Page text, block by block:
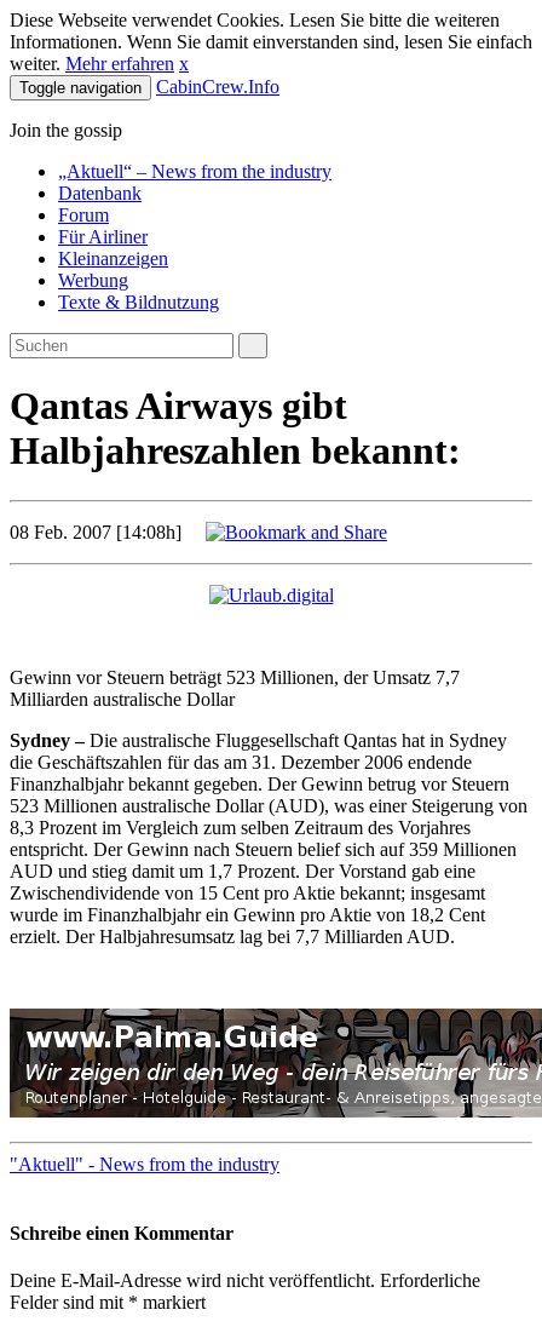
Diese Webseite verwendet Cookies. Lesen Sie bitte die weiteren
Informationen. Wenn Sie damit einverstanden sind, lesen Sie einfach
weiter. Mehr erfahren x
Toggle navigation CabinCrew.Info
Join the gossip
„Aktuell“ – News from the industry
Datenbank
Forum
Für Airliner
Kleinanzeigen
Werbung
Texte & Bildnutzung
Qantas Airways gibt
Halbjahreszahlen bekannt:
08 Feb. 2007 [14:08h]
Gewinn vor Steuern beträgt 523 Millionen, der Umsatz 7,7
Milliarden australische Dollar
Sydney –Die australische Fluggesellschaft Qantas hat in Sydney
die Geschäftszahlen für das am 31. Dezember 2006 endende
Finanzhalbjahr bekannt gegeben. Der Gewinn betrug vor Steuern
523 Millionen australische Dollar (AUD), was einer Steigerung von
8,3 Prozent im Vergleich zum selben Zeitraum des Vorjahres
entspricht. Der Gewinn nach Steuern belief sich auf 359 Millionen
AUD und stieg damit um 1,7 Prozent. Der Vorstand gab eine
Zwischendividende von 15 Cent pro Aktie bekannt; insgesamt
wurde im Finanzhalbjahr ein Gewinn pro Aktie von 18,2 Cent
erzielt. Der Halbjahresumsatz lag bei 7,7 Milliarden AUD.
"Aktuell" - News from the industry
Schreibe einen Kommentar
Deine E-Mail-Adresse wird nicht veröffentlicht. Erforderliche
Felder sind mit * markiert